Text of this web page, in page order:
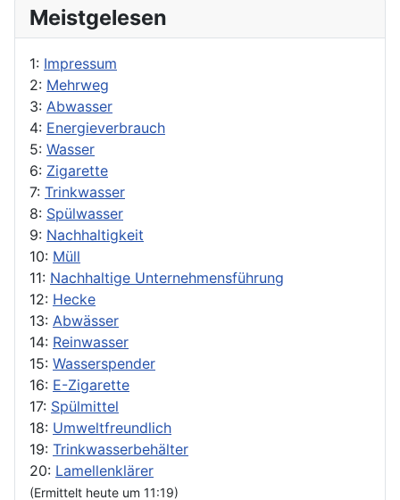
Meistgelesen
1: Impressum
2: Mehrweg
3: Abwasser
4: Energieverbrauch
5: Wasser
6: Zigarette
7: Trinkwasser
8: Spülwasser
9: Nachhaltigkeit
10: Müll
11: Nachhaltige Unternehmensführung
12: Hecke
13: Abwässer
14: Reinwasser
15: Wasserspender
16: E-Zigarette
17: Spülmittel
18: Umweltfreundlich
19: Trinkwasserbehälter
20: Lamellenklärer
(Ermittelt heute um 11:19)